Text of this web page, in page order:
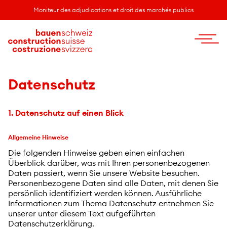
Moniteur des adjudications et droit des marchés publics
Datenschutz
1. Datenschutz auf einen Blick
Allgemeine Hinweise
Die folgenden Hinweise geben einen einfachen
Überblick darüber, was mit Ihren personenbezogenen
Daten passiert, wenn Sie unsere Website besuchen.
Personenbezogene Daten sind alle Daten, mit denen Sie
persönlich identifiziert werden können. Ausführliche
Informationen zum Thema Datenschutz entnehmen Sie
unserer unter diesem Text aufgeführten
Datenschutzerklärung.